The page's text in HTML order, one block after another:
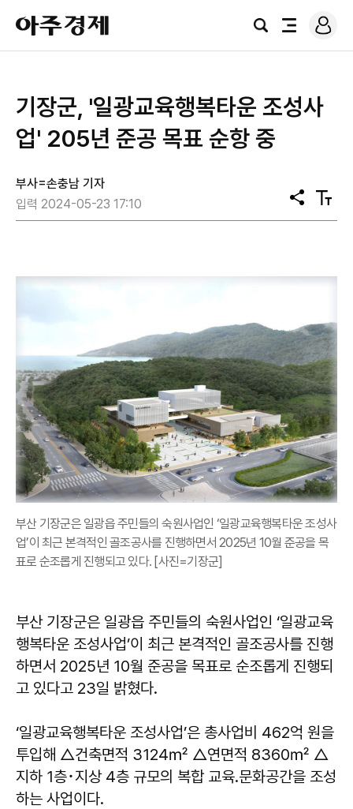
아
주
경
검
전
로
그
기장군, '일광교육행복타운 조성사
업' 205년 준공 목표 순항 중
부사=손충남 기자
입력 2024-05-23 17:10
공
유
텍
스
부산 기장군은 일광읍 주민들의 숙원사업인 ‘일광교육행복타운 조성사
업’이 최근 본격적인 골조공사를 진행하면서 2025년 10월 준공을 목
표로 순조롭게 진행되고 있다. [사진=기장군]
부산 기장군은 일광읍 주민들의 숙원사업인 ‘일광교육
행복타운 조성사업’이 최근 본격적인 골조공사를 진행
하면서 2025년 10월 준공을 목표로 순조롭게 진행되
고 있다고 23일 밝혔다.
‘일광교육행복타운 조성사업’은 총사업비 462억 원을
투입해 △건축면적 3124㎡ △연면적 8360㎡ △
지하 1층･지상 4층 규모의 복합 교육․문화공간을 조성
하는 사업이다.